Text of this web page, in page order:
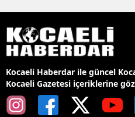
Kocaeli Haberdar ile güncel
Kocaeli Gazetesi içeriklerine